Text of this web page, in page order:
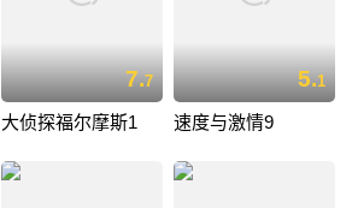
7.7
大侦探福尔摩斯1
5.1
速度与激情9